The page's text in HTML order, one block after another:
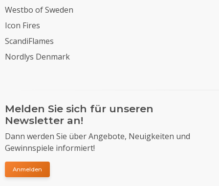
Westbo of Sweden
Icon Fires
ScandiFlames
Nordlys Denmark
Melden Sie sich für unseren
Newsletter an!
Dann werden Sie über Angebote, Neuigkeiten und
Gewinnspiele informiert!
Anmelden